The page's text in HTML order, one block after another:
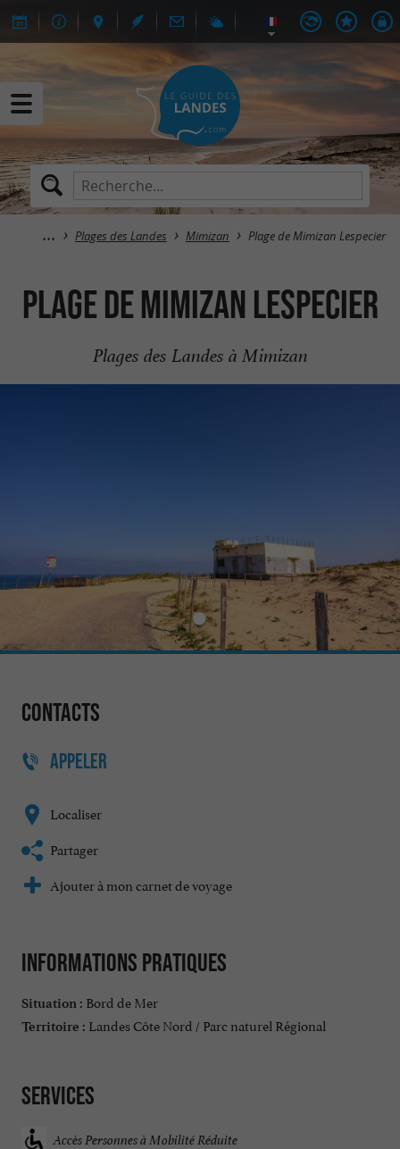
Plages des Landes Mimizan Plage de Mimizan Lespecier
Plage de Mimizan Lespecier
Plages des Landes à Mimizan
Contacts
APPELER
Localiser
Partager
Ajouter à mon carnet de voyage
Informations pratiques
Situation : Bord de Mer
Territoire : Landes Côte Nord / Parc naturel Régional
Services
Accès Personnes à Mobilité Réduite